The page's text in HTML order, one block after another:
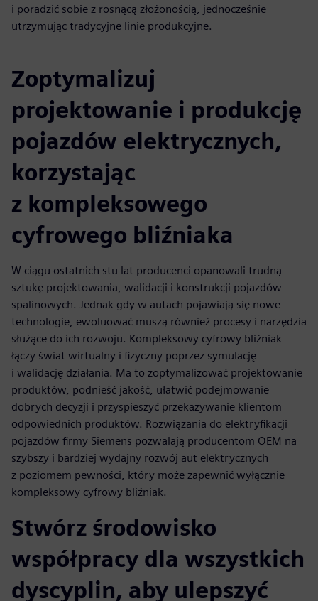
i poradzić sobie z rosnącą złożonością, jednocześnie
utrzymując tradycyjne linie produkcyjne.
Zoptymalizuj
projektowanie i produkcję
pojazdów elektrycznych,
korzystając
z kompleksowego
cyfrowego bliźniaka
W ciągu ostatnich stu lat producenci opanowali trudną
sztukę projektowania, walidacji i konstrukcji pojazdów
spalinowych. Jednak gdy w autach pojawiają się nowe
technologie, ewoluować muszą również procesy i narzędzia
służące do ich rozwoju. Kompleksowy cyfrowy bliźniak
łączy świat wirtualny i fizyczny poprzez symulację
i walidację działania. Ma to zoptymalizować projektowanie
produktów, podnieść jakość, ułatwić podejmowanie
dobrych decyzji i przyspieszyć przekazywanie klientom
odpowiednich produktów. Rozwiązania do elektryfikacji
pojazdów firmy Siemens pozwalają producentom OEM na
szybszy i bardziej wydajny rozwój aut elektrycznych
z poziomem pewności, który może zapewnić wyłącznie
kompleksowy cyfrowy bliźniak.
Stwórz środowisko
współpracy dla wszystkich
dyscyplin, aby ulepszyć